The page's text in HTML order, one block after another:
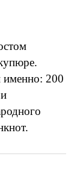
именно: 200